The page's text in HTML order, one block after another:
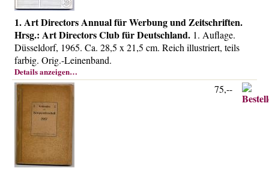
1. Art Directors Annual für Werbung und Zeitschriften.
Hrsg.: Art Directors Club für Deutschland. 1. Auflage.
Düsseldorf, 1965. Ca. 28,5 x 21,5 cm. Reich illustriert, teils
farbig. Orig.-Leinenband.
Details anzeigen…
75,--